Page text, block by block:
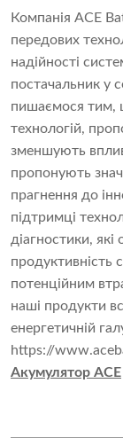
Компанія ACE
передових
надійності
постачальник у
пишаємося тим,
технологій,
зменшують
пропонують
прагнення до
підтримці
діагностики,
продуктивність
потенційним
наші продукти
енергетичній
https://
Акумулятор ACE